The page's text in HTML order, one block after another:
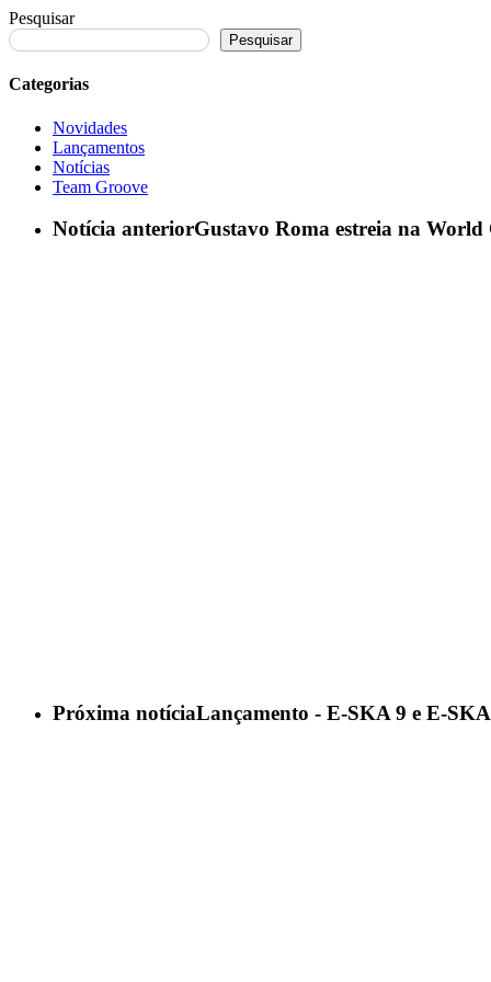
Pesquisar
Pesquisar
Categorias
Novidades
Lançamentos
Notícias
Team Groove
Notícia anteriorGustavo Roma estreia na World
Próxima notíciaLançamento - E-SKA 9 e E-